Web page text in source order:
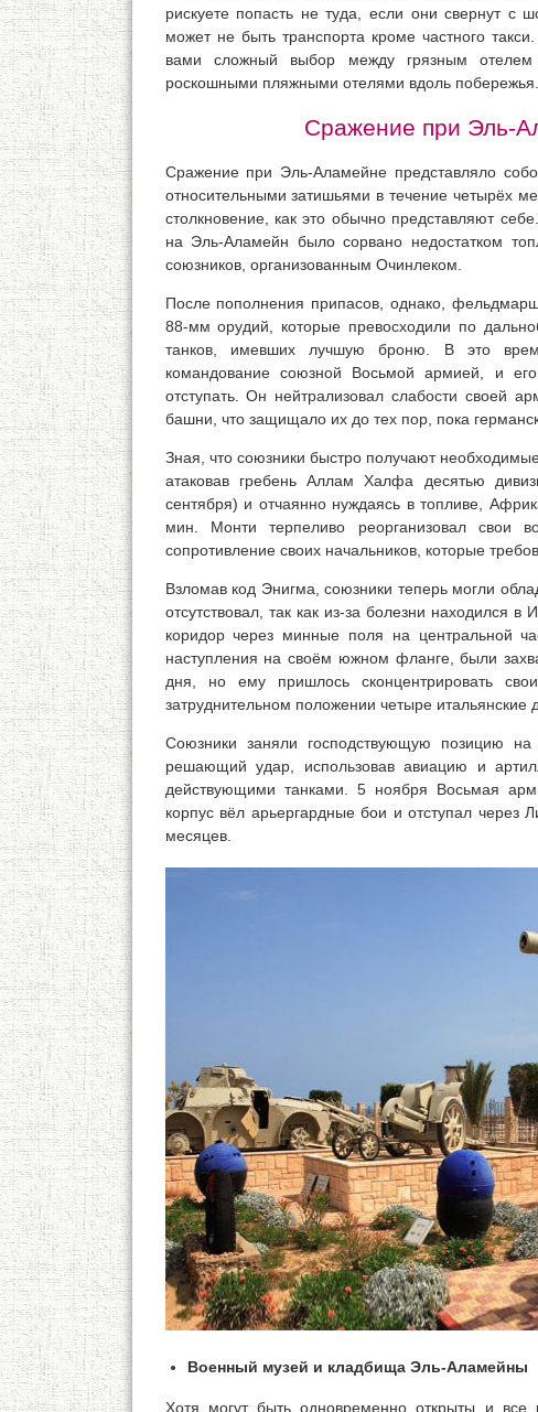
рискуете попасть не туда, если они свернут с
может не быть транспорта кроме частного
вами сложный выбор между грязным
роскошными пляжными отелями вдоль побережья.
Сражение при Эль-
Сражение при Эль-Аламейне представляло
относительными затишьями в течение четырёх
столкновение, как это обычно представляют
на Эль-Аламейн было сорвано недостатком
союзников, организованным Очинлеком.
После пополнения припасов, однако,
88-мм орудий, которые превосходили по
танков, имевших лучшую броню. В это
командование союзной Восьмой армией, и
отступать. Он нейтрализовал слабости своей
башни, что защищало их до тех пор, пока
Зная, что союзники быстро получают
атаковав гребень Аллам Халфа десятью
сентября) и отчаянно нуждаясь в топливе,
мин. Монти терпеливо реорганизовал свои
сопротивление своих начальников, которые
Взломав код Энигма, союзники теперь могли
отсутствовал, так как из-за болезни находился
коридор через минные поля на центральной
наступления на своём южном фланге, были
дня, но ему пришлось сконцентрировать
затруднительном положении четыре итальянские
Союзники заняли господствующую позицию
решающий удар, использовав авиацию и
действующими танками. 5 ноября Восьмая
корпус вёл арьергардные бои и отступал через
месяцев.
Военный музей и кладбища Эль-Аламейны
Хотя могут быть одновременно открыты и